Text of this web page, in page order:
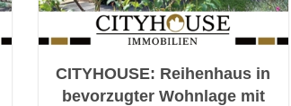
CITYHOUSE: Reihenhaus in
bevorzugter Wohnlage mit